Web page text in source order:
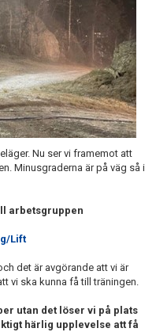
Nu ser vi framemot att
Minusgraderna är på väg så i
arbetsgruppen
Lift
det är avgörande att vi är
vi ska kunna få till träningen.
utan det löser vi på plats
härlig upplevelse att få